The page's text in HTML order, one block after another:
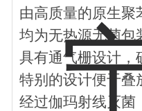
由高质量的原生聚
均为无热源无菌包
具有通气栅设计，
特别的设计便于叠
经过伽玛射线灭菌